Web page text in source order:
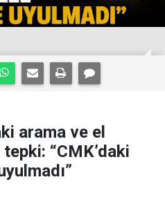
arama ve el
“CMK’daki